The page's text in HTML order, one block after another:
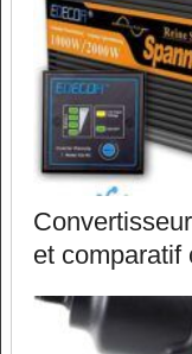
et comparatif